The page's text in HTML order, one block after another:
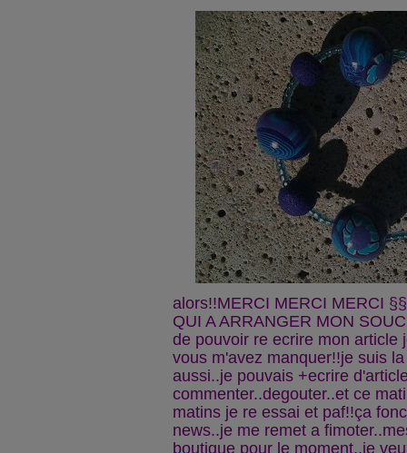
alors!!MERCI MERCI MERCI
QUI A ARRANGER MON
de pouvoir re ecrire mon article
vous m'avez manquer!!je suis
aussi..je pouvais +ecrire
commenter..degouter..et ce
matins je re essai et paf!!ça
news..je me remet a
boutique pour le moment..je